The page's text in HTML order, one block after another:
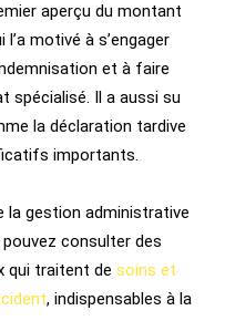
aperçu du montant
motivé à s’engager
et à faire
spécialisé. Il a aussi su
la déclaration tardive
importants.
la gestion administrative
consulter des
qui traitent de soins et
, indispensables à la